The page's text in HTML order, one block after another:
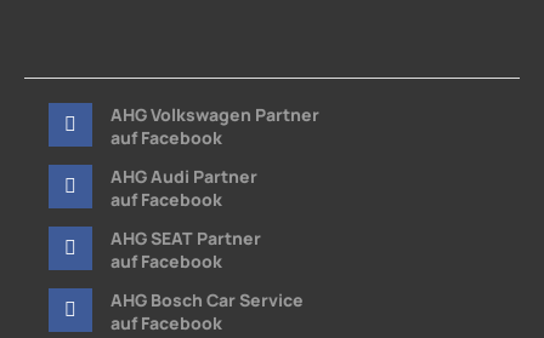
AHG Volkswagen Partner
auf Facebook
AHG Audi Partner
auf Facebook
AHG SEAT Partner
auf Facebook
AHG Bosch Car Service
auf Facebook